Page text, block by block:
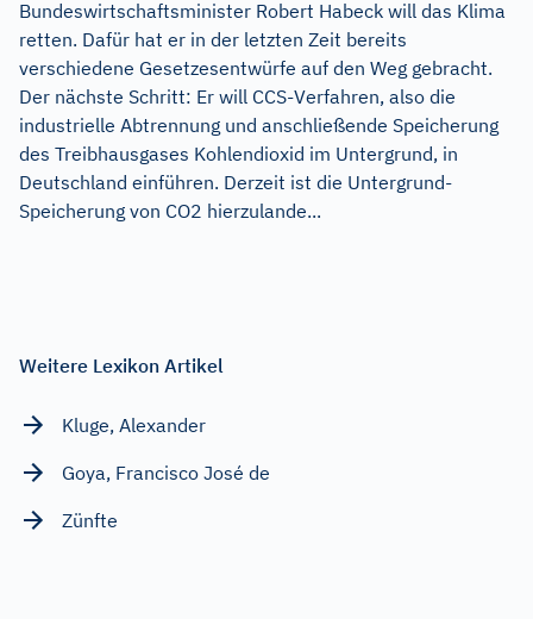
Bundeswirtschaftsminister Robert Habeck will das Klima
retten. Dafür hat er in der letzten Zeit bereits
verschiedene Gesetzesentwürfe auf den Weg gebracht.
Der nächste Schritt: Er will CCS-Verfahren, also die
industrielle Abtrennung und anschließende Speicherung
des Treibhausgases Kohlendioxid im Untergrund, in
Deutschland einführen. Derzeit ist die Untergrund-
Speicherung von CO2 hierzulande...
Weitere Lexikon Artikel
Kluge, Alexander
Goya, Francisco José de
Zünfte